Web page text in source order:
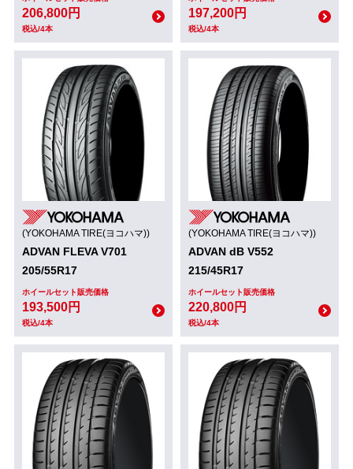
206,800円
税込/4本
197,200円
税込/4本
(YOKOHAMA TIRE(ヨコハマ))
ADVAN FLEVA V701
205/55R17
ホイールセット販売価格
193,500円
税込/4本
(YOKOHAMA TIRE(ヨコハマ))
ADVAN dB V552
215/45R17
ホイールセット販売価格
220,800円
税込/4本